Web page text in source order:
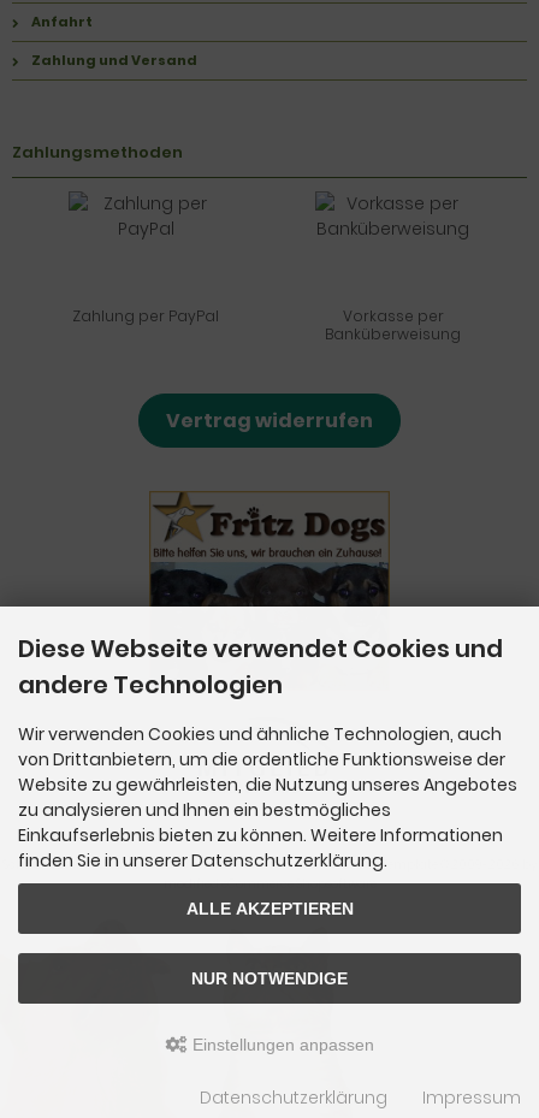
Anfahrt
Zahlung und Versand
Zahlungsmethoden
Zahlung per PayPal
Vorkasse per
Banküberweisung
Vertrag widerrufen
SchnüffelBar - Naturfutterlädchen für Hunde & Katzen © 2026 | Template © 2009-2026 by
modified eCommerce Shopsoftware
Diese Webseite verwendet Cookies und
andere Technologien
Wir verwenden Cookies und ähnliche Technologien, auch
von Drittanbietern, um die ordentliche Funktionsweise der
Website zu gewährleisten, die Nutzung unseres Angebotes
zu analysieren und Ihnen ein bestmögliches
Einkaufserlebnis bieten zu können. Weitere Informationen
finden Sie in unserer Datenschutzerklärung.
ALLE AKZEPTIEREN
NUR NOTWENDIGE
Einstellungen anpassen
Datenschutzerklärung Impressum